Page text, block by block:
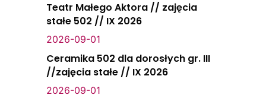
Teatr Małego Aktora // zajęcia
stałe 502 // IX 2026
2026-09-01
Ceramika 502 dla dorosłych gr. III
//zajęcia stałe // IX 2026
2026-09-01